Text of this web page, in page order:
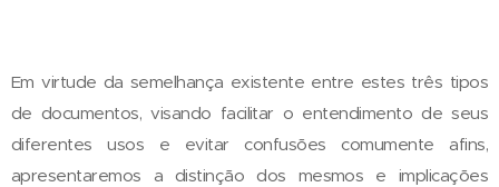
Em virtude da semelhança existente entre estes três tipos
de documentos, visando facilitar o entendimento de seus
diferentes usos e evitar confusões comumente afins,
apresentaremos a distinção dos mesmos e implicações